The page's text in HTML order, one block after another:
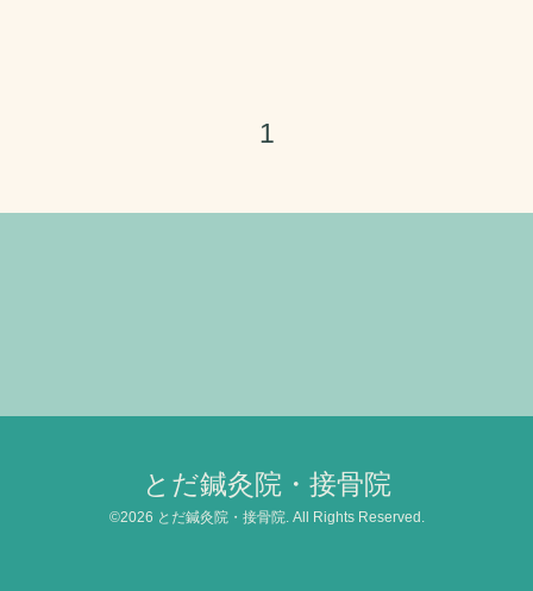
1
とだ鍼灸院・接骨院
©2026 とだ鍼灸院・接骨院. All Rights Reserved.